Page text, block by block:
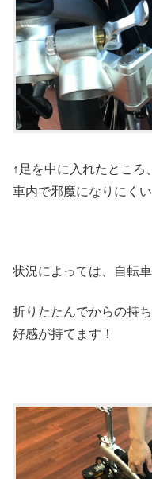
↑足を中に入れたところ
車内で邪魔になりにくい
状況によっては、自転
折りたたんでからの持
好感が持てます！